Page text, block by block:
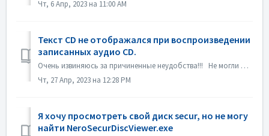
Чт, 6 Апр, 2023 на 11:00 AM
Текст CD не отображался при воспроизведении
записанных аудио CD.
Очень извиняюсь за причиненные неудобства!!! Не могли бы вы воспроизвести диск с помощью Nero MediaHome и проверить метаданные? Ваши проигрыватели должны ...
Чт, 27 Апр, 2023 на 12:28 PM
Я хочу просмотреть свой диск secur, но не могу
найти NeroSecurDiscViewer.exe